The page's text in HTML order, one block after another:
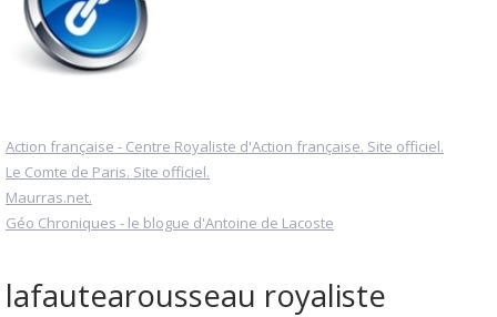
Action française - Centre Royaliste d'Action française. Site officiel.
Le Comte de Paris. Site officiel.
Maurras.net.
Géo Chroniques - le blogue d'Antoine de Lacoste
lafautearousseau royaliste